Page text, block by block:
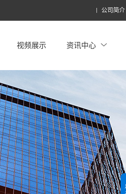
公司简介
视频展示 资讯中心